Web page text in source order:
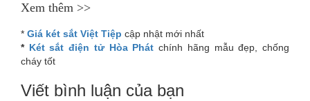
Xem thêm >>
* Giá két sắt Việt Tiệp cập nhật mới nhất
* Két sắt điện tử Hòa Phát chính hãng mẫu đẹp, chống
cháy tốt
Viết bình luận của bạn